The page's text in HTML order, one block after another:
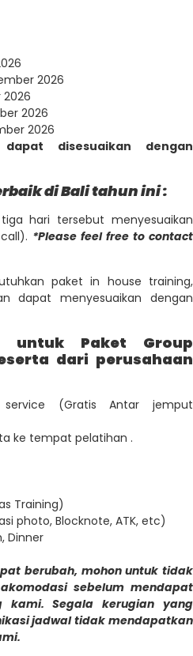
2026
2026
2026
2026
disesuaikan dengan
di Bali tahun ini :
hari tersebut menyesuaikan
*Please feel free to contact
paket in house training,
dapat menyesuaikan dengan
untuk Paket Group
dari perusahaan
service (Gratis Antar jemput
ke tempat pelatihan .
Training)
photo, Blocknote, ATK, etc)
Dinner
berubah, mohon untuk tidak
sebelum mendapat
kami. Segala kerugian yang
jadwal tidak mendapatkan